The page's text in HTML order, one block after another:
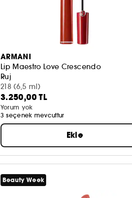
ARMANI
Lip Maestro Love Crescendo
Ruj
218 (6,5 ml)
3.250,00 TL
Yorum yok
3 seçenek mevcuttur
Ekle
Beauty Week